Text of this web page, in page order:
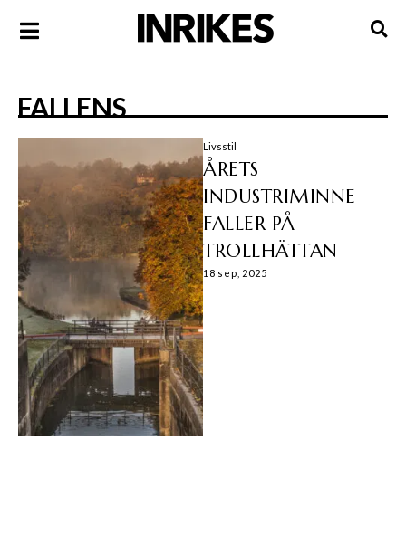
FALLENS
Livsstil
ÅRETS
INDUSTRIMINNE
FALLER PÅ
TROLLHÄTTAN
18 sep, 2025